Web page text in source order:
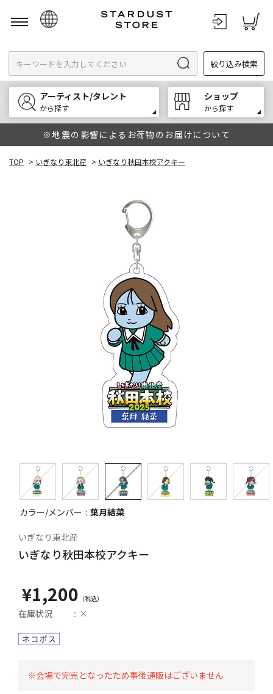
English
한국어
中文
絞り込み検索
アーティスト/タレント
から探す
ショップ
から探す
※地震の影響によるお荷物のお届けについて
TOP > いぎなり東北産 > いぎなり秋田本校アクキー
カラー/メンバー 葉月結菜
いぎなり東北産
いぎなり秋田本校アクキー
¥1,200
在庫状況 ×
※会場で完売となったため事後通販はございません